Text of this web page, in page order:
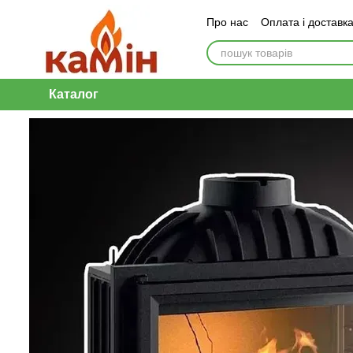
Перейти до основного контенту
Про нас Оплата і доставка
Каталог